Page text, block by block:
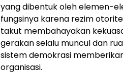
yang dibentuk oleh elemen-
fungsinya karena rezim
takut membahayakan
gerakan selalu muncul dan
sistem demokrasi
organisasi.